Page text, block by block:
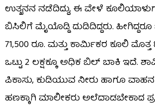
ಉತ್ಖನನ ನಡೆದಿದ್ದು, ಈ ವೇಳೆ
ಬಿಸಿಲಿಗೆ ಮೈಯೊಡ್ಡಿ ದುಡಿದಿದ್ದರು.
71,500 ರೂ. ಮತ್ತು ಕಾರ್ಮಿಕರ ಕೂಲಿ ಮೊತ್ತ
ಒಟ್ಟು 2 ಲಕ್ಷಕ್ಕೂ ಅಧಿಕ ಬಿಲ್ ಬಾಕಿ ಇದೆ.
ಪಿಕಾಸು, ಕುಡಿಯುವ ನೀರು ಹಾಗೂ
ಹಣಕ್ಕಾಗಿ ಮಾಲೀಕರು ಅಲೆದಾಡಬೇಕಾದ